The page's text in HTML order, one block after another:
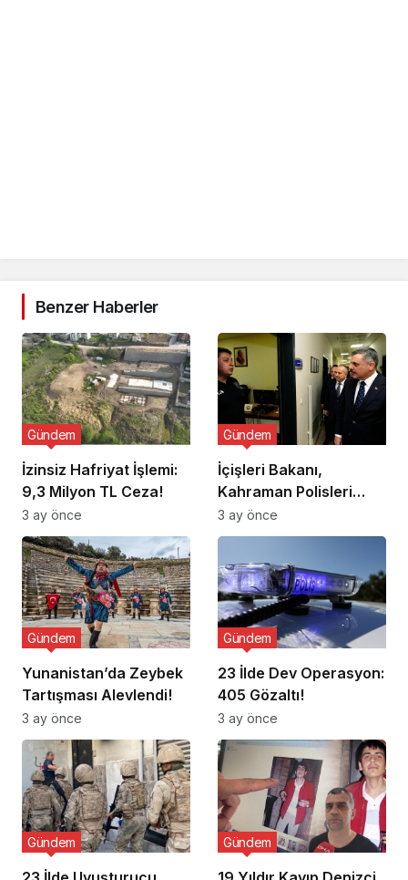
Benzer Haberler
İzinsiz Hafriyat İşlemi:
9,3 Milyon TL Ceza!
Gündem
3 ay önce
İçişleri Bakanı,
Kahraman Polisleri
Ziyaret Etti
Gündem
3 ay önce
Yunanistan’da Zeybek
Tartışması Alevlendi!
Gündem
3 ay önce
23 İlde Dev Operasyon:
405 Gözaltı!
Gündem
3 ay önce
Gündem Gündem